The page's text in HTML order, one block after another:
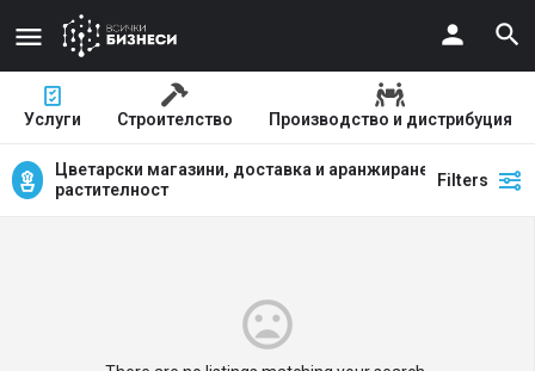
Услуги Строителство Производство и дистрибуция
Цветарски магазини, доставка и аранжиране на цветна
растителност
Filters